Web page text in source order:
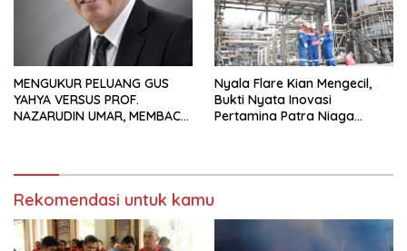
MENGUKUR PELUANG GUS
YAHYA VERSUS PROF.
NAZARUDIN UMAR, MEMBACA
Nyala Flare Kian Mengecil,
Bukti Nyata Inovasi
Pertamina Patra Niaga
Rekomendasi untuk kamu